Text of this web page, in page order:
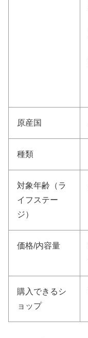
原産国
種類
対象年齢（ラ
イフステー
ジ）
価格/内容量
購入できるシ
ョップ